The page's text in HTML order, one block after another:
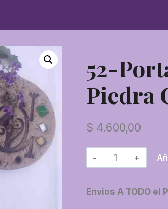
52-
Piedra
$ 4.600,00
52-
Porta
pasta
Envios A TODO el